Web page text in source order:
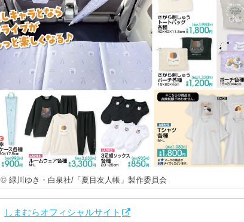
© 緑川ゆき・白泉社/「夏目友人帳」製作委員会
しまむらオフィシャルサイト